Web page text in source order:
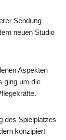
Sendung
neuen Studio
Aspekten
ging um die
des Spielplatzes
konzipiert